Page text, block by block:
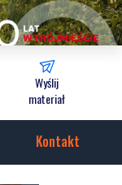
Wyślij
materiał
Kontakt